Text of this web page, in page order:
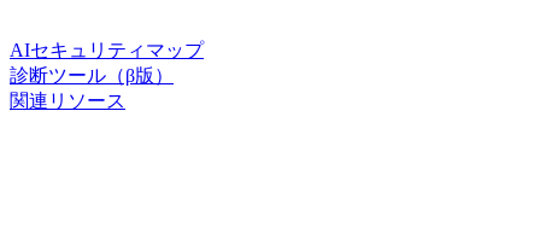
AIセキュリティマップ
診断ツール（β版）
関連リソース